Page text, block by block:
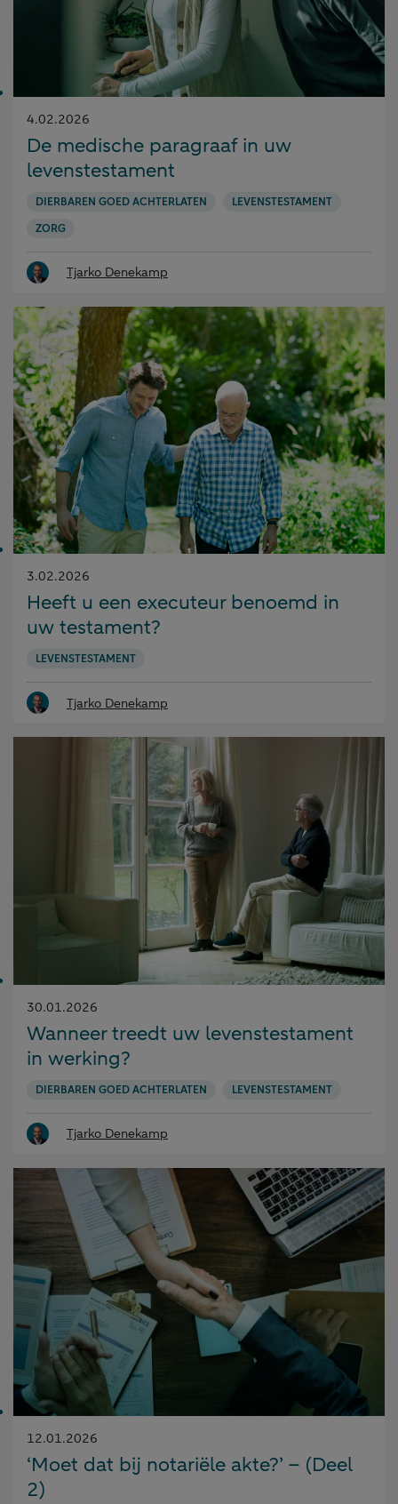
Gepubliceerd
op:
4.02.2026
De medische paragraaf in uw
levenstestament
DIERBAREN GOED ACHTERLATEN
LEVENSTESTAMENT
ZORG
Tjarko Denekamp
Gepubliceerd
op:
3.02.2026
Heeft u een executeur benoemd in
uw testament?
LEVENSTESTAMENT
Tjarko Denekamp
Gepubliceerd
op:
30.01.2026
Wanneer treedt uw levenstestament
in werking?
DIERBAREN GOED ACHTERLATEN LEVENSTESTAMENT
Tjarko Denekamp
Gepubliceerd
op:
12.01.2026
‘Moet dat bij notariële akte?’ – (Deel
2)